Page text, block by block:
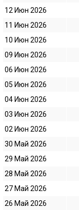
12 Июн 2026
11 Июн 2026
10 Июн 2026
09 Июн 2026
06 Июн 2026
05 Июн 2026
04 Июн 2026
03 Июн 2026
02 Июн 2026
30 Май 2026
29 Май 2026
28 Май 2026
27 Май 2026
26 Май 2026